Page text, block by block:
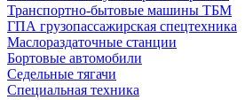
Транспортно-бытовые машины ТБМ
ГПА грузопассажирская спецтехника
Маслораздаточные станции
Бортовые автомобили
Седельные тягачи
Специальная техника